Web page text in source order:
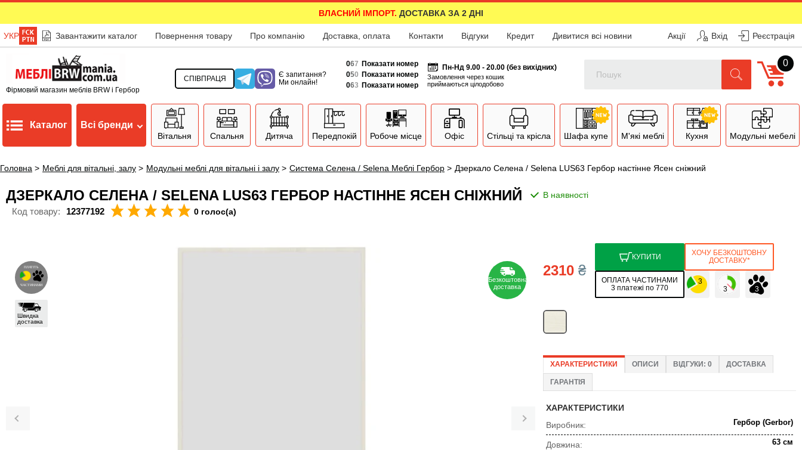
ВЛАСНИЙ ІМПОРТ. ДОСТАВКА ЗА 2 ДНІ
УКР Завантажити каталог Повернення товару Про компанію Доставка, оплата Контакти Відгуки Кредит Дивитися всі новини Акції Вхід Реєстрація
Фірмовий магазин меблів BRW і Гербор
СПІВПРАЦЯ
Є запитання?
Ми онлайн!
067 Показати номер
050 Показати номер
063 Показати номер
Пн-Нд 9.00 - 20.00 (без вихідних)
Замовлення через кошик
приймаються цілодобово
0
Каталог Всі бренди
Вітальня Спальня Дитяча Передпокій Робоче місце Офіс Стільці та крісла Шафа купе М'які меблі Кухня Модульні мебелі
Головна > Меблі для вітальні, залу > Модульні меблі для вітальні і залу > Система Селена / Selena Меблі Гербор > Дзеркало Селена / Selena LUS63 Гербор настінне Ясен сніжний
ДЗЕРКАЛО СЕЛЕНА / SELENA LUS63 ГЕРБОР НАСТІННЕ ЯСЕН СНІЖНИЙ
Код товару: 12377192 0 голос(а)
2310₴
КУПИТИ
ХОЧУ БЕЗКОШТОВНУ
ДОСТАВКУ*
ОПЛАТА ЧАСТИНАМИ
3 платежі по 770
ХАРАКТЕРИСТИКИ ОПИСИ ВІДГУКИ: 0 ДОСТАВКА
ГАРАНТІЯ
ХАРАКТЕРИСТИКИ
Виробник:
Гербор (Gerbor)
Довжина: 63 см